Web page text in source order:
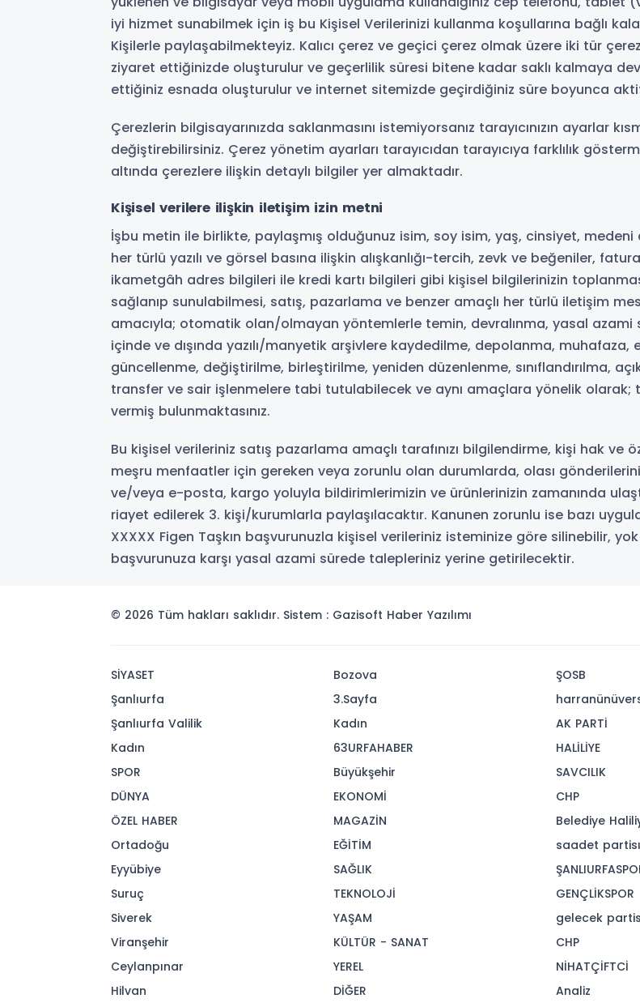
iyi hizmet sunabilmek için iş bu Kişisel Verilerinizi kullanma koşullarına bağlı
Kişilerle paylaşabilmekteyiz. Kalıcı çerez ve geçici çerez olmak üzere iki tür
ziyaret ettiğinizde oluşturulur ve geçerlilik süresi bitene kadar saklı kalmaya
ettiğiniz esnada oluşturulur ve internet sitemizde geçirdiğiniz süre boyunca
Çerezlerin bilgisayarınızda saklanmasını istemiyorsanız tarayıcınızın ayarlar
değiştirebilirsiniz. Çerez yönetim ayarları tarayıcıdan tarayıcıya farklılık
altında çerezlere ilişkin detaylı bilgiler yer almaktadır.
Kişisel verilere ilişkin iletişim izin metni
İşbu metin ile birlikte, paylaşmış olduğunuz isim, soy isim, yaş, cinsiyet,
her türlü yazılı ve görsel basına ilişkin alışkanlığı-tercih, zevk ve beğeniler,
ikametgâh adres bilgileri ile kredi kartı bilgileri gibi kişisel bilgilerinizin
sağlanıp sunulabilmesi, satış, pazarlama ve benzer amaçlı her türlü iletişim
amacıyla; otomatik olan/olmayan yöntemlerle temin, devralınma, yasal azami
içinde ve dışında yazılı/manyetik arşivlere kaydedilme, depolanma,
güncellenme, değiştirilme, birleştirilme, yeniden düzenlenme, sınıflandırılma,
transfer ve sair işlenmelere tabi tutulabilecek ve aynı amaçlara yönelik olarak;
vermiş bulunmaktasınız.
Bu kişisel verileriniz satış pazarlama amaçlı tarafınızı bilgilendirme, kişi hak ve
meşru menfaatler için gereken veya zorunlu olan durumlarda, olası
ve/veya e-posta, kargo yoluyla bildirimlerimizin ve ürünlerinizin zamanında
riayet edilerek 3. kişi/kurumlarla paylaşılacaktır. Kanunen zorunlu ise bazı
XXXXX Figen Taşkın başvurunuzla kişisel verileriniz isteminize göre silinebilir,
başvurunuza karşı yasal azami sürede talepleriniz yerine getirilecektir.
© 2026 Tüm hakları saklıdır. Sistem : Gazisoft Haber Yazılımı
SİYASET
Şanlıurfa
Şanlıurfa Valilik
Kadın
SPOR
DÜNYA
ÖZEL HABER
Ortadoğu
Eyyübiye
Suruç
Siverek
Viranşehir
Ceylanpınar
Hilvan
Bozova
3.Sayfa
Kadın
63URFAHABER
Büyükşehir
EKONOMİ
MAGAZİN
EĞİTİM
SAĞLIK
TEKNOLOJİ
YAŞAM
KÜLTÜR - SANAT
YEREL
DİĞER
ŞOSB
AK PARTİ
HALİLİYE
SAVCILIK
CHP
Belediye
saadet partisı
GENÇLİKSPOR
gelecek
CHP
NİHATÇİFTCİ
Analiz